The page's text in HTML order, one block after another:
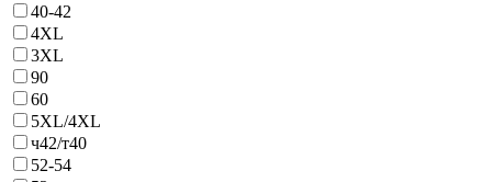
40-42
4ХL
3XL
90
60
5ХL/4XL
ч42/т40
52-54